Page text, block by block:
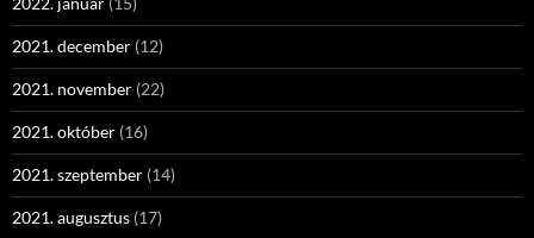
2021. december (12)
2021. november (22)
2021. október (16)
2021. szeptember (14)
2021. augusztus (17)